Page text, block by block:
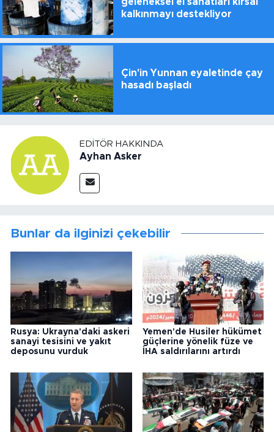
geleneksel el sanatları kırsal
kalkınmayı destekliyor
Çin'in Yunnan eyaletinde çay
hasadı başladı
EDITÖR HAKKINDA
Ayhan Asker
Bunlar da ilginizi çekebilir
Rusya: Ukrayna'daki askeri
sanayi tesisini ve yakıt
deposunu vurduk
Yemen'de Husiler hükümet
güçlerine yönelik füze ve
İHA saldırılarını artırdı